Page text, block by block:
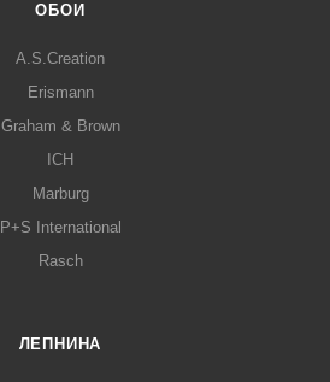
ОБОИ
A.S.Creation
Erismann
Graham & Brown
ICH
Marburg
P+S International
Rasch
ЛЕПНИНА